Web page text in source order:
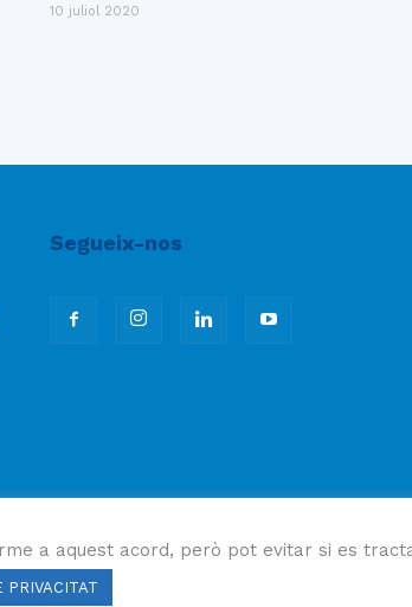
10 juliol 2020
Segueix-nos
a aquest acord, però pot evitar si es
PRIVACITAT